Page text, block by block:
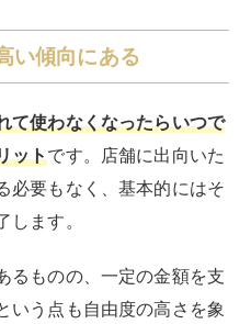
も泊まり放題
です。宿泊の
て済むのは大きなメリット